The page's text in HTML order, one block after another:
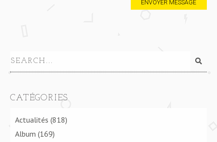
CATÉGORIES
Actualités (818)
Album (169)